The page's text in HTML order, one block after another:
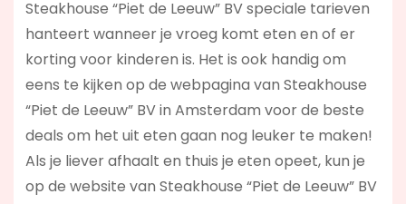
Steakhouse “Piet de Leeuw” BV speciale tarieven
hanteert wanneer je vroeg komt eten en of er
korting voor kinderen is. Het is ook handig om
eens te kijken op de webpagina van Steakhouse
“Piet de Leeuw” BV in Amsterdam voor de beste
deals om het uit eten gaan nog leuker te maken!
Als je liever afhaalt en thuis je eten opeet, kun je
op de website van Steakhouse “Piet de Leeuw” BV